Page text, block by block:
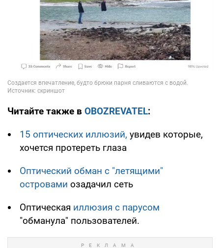
Читайте также в OBOZREVATEL:
15 оптических иллюзий, увидев которые,
хочется протереть глаза
Оптический обман с "летящими"
островами озадачил сеть
Оптическая иллюзия с парусом
"обманула" пользователей.